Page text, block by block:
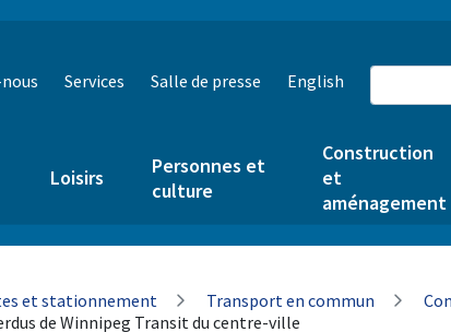
Services Salle de presse English
Loisirs
Personnes et
culture
Construction
et
aménagement
et stationnement Transport en commun
de Winnipeg Transit du centre-ville